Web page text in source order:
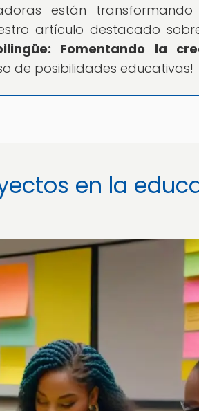
están
artículo destacado
Fomentando la
de posibilidades educativas!
en la